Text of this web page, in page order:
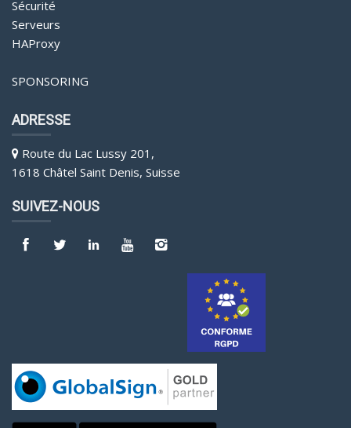
Sécurité
Serveurs
HAProxy
SPONSORING
ADRESSE
Route du Lac Lussy 201,
1618 Châtel Saint Denis, Suisse
SUIVEZ-NOUS